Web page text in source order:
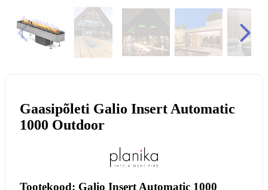
Gaasipõleti Galio Insert Automatic
1000 Outdoor
Tootekood: Galio Insert Automatic 1000